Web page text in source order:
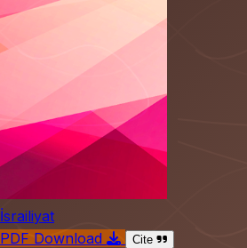
İsrailiyat
PDF Download
Cite